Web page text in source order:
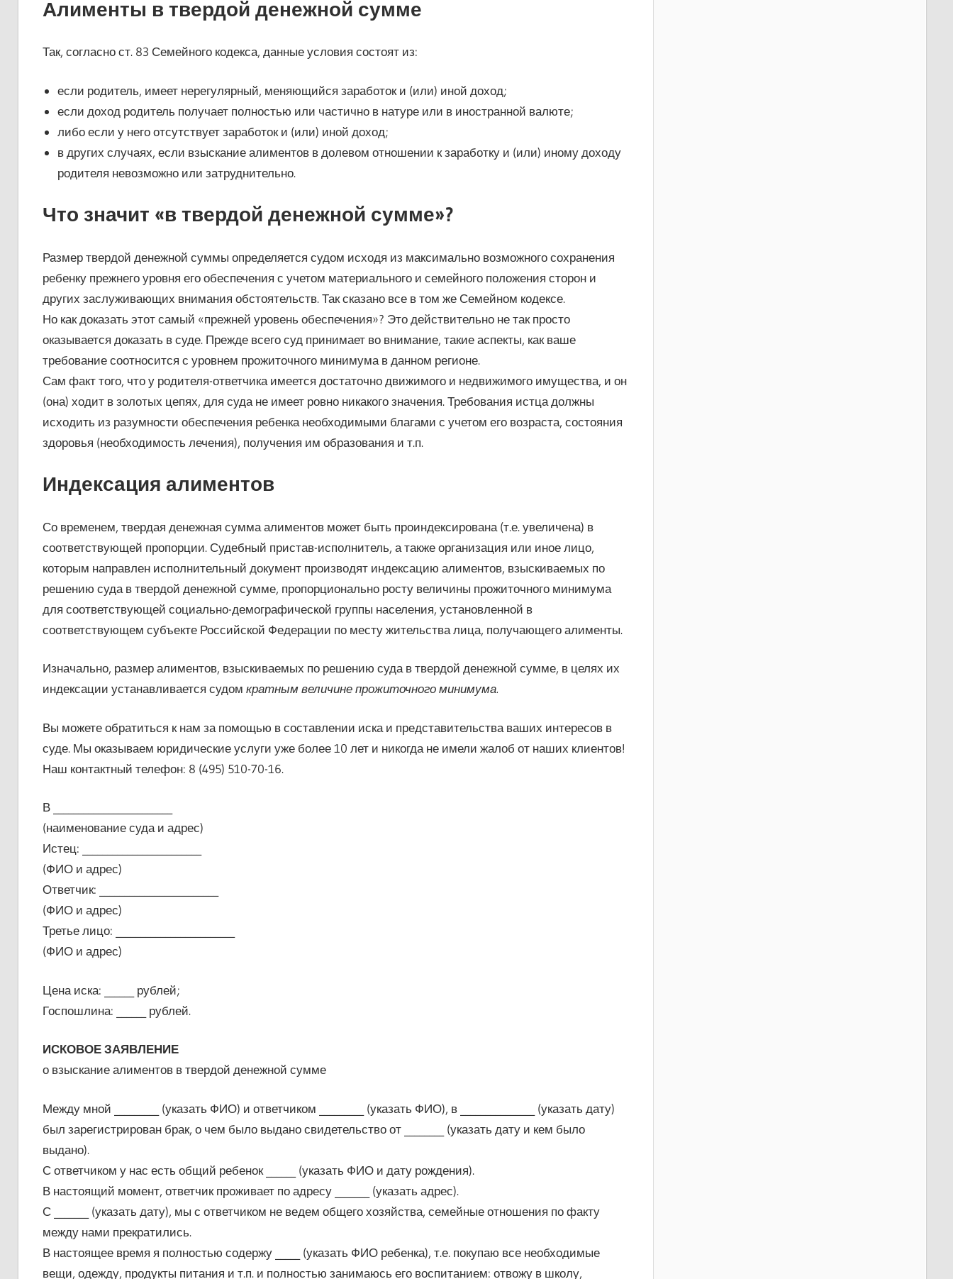
Алименты в твердой денежной сумме
Так, согласно ст. 83 Семейного кодекса, данные условия состоят из:
если родитель, имеет нерегулярный, меняющийся заработок и (или) иной доход;
если доход родитель получает полностью или частично в натуре или в иностранной валюте;
либо если у него отсутствует заработок и (или) иной доход;
в других случаях, если взыскание алиментов в долевом отношении к заработку и (или) иному доходу
родителя невозможно или затруднительно.
Что значит «в твердой денежной сумме»?
Размер твердой денежной суммы определяется судом исходя из максимально возможного сохранения
ребенку прежнего уровня его обеспечения с учетом материального и семейного положения сторон и
других заслуживающих внимания обстоятельств. Так сказано все в том же Семейном кодексе.
Но как доказать этот самый «прежней уровень обеспечения»? Это действительно не так просто
оказывается доказать в суде. Прежде всего суд принимает во внимание, такие аспекты, как ваше
требование соотносится с уровнем прожиточного минимума в данном регионе.
Сам факт того, что у родителя-ответчика имеется достаточно движимого и недвижимого имущества, и он
(она) ходит в золотых цепях, для суда не имеет ровно никакого значения. Требования истца должны
исходить из разумности обеспечения ребенка необходимыми благами с учетом его возраста, состояния
здоровья (необходимость лечения), получения им образования и т.п.
Индексация алиментов
Со временем, твердая денежная сумма алиментов может быть проиндексирована (т.е. увеличена) в
соответствующей пропорции. Судебный пристав-исполнитель, а также организация или иное лицо,
которым направлен исполнительный документ производят индексацию алиментов, взыскиваемых по
решению суда в твердой денежной сумме, пропорционально росту величины прожиточного минимума
для соответствующей социально-демографической группы населения, установленной в
соответствующем субъекте Российской Федерации по месту жительства лица, получающего алименты.
Изначально, размер алиментов, взыскиваемых по решению суда в твердой денежной сумме, в целях их
индексации устанавливается судом кратным величине прожиточного минимума.
Вы можете обратиться к нам за помощью в составлении иска и представительства ваших интересов в
суде. Мы оказываем юридические услуги уже более 10 лет и никогда не имели жалоб от наших клиентов!
Наш контактный телефон: 8 (495) 510-70-16.
В ________________________
(наименование суда и адрес)
Истец: ________________________
(ФИО и адрес)
Ответчик: ________________________
(ФИО и адрес)
Третье лицо: ________________________
(ФИО и адрес)
Цена иска: ______ рублей;
Госпошлина: ______ рублей.
ИСКОВОЕ ЗАЯВЛЕНИЕ
о взыскание алиментов в твердой денежной сумме
Между мной _________ (указать ФИО) и ответчиком _________ (указать ФИО), в _______________ (указать дату)
был зарегистрирован брак, о чем было выдано свидетельство от ________ (указать дату и кем было
выдано).
С ответчиком у нас есть общий ребенок ______ (указать ФИО и дату рождения).
В настоящий момент, ответчик проживает по адресу _______ (указать адрес).
С _______ (указать дату), мы с ответчиком не ведем общего хозяйства, семейные отношения по факту
между нами прекратились.
В настоящее время я полностью содержу _____ (указать ФИО ребенка), т.е. покупаю все необходимые
вещи, одежду, продукты питания и т.п. и полностью занимаюсь его воспитанием: отвожу в школу,